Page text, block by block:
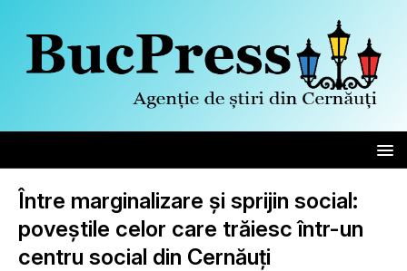
Între marginalizare și sprijin social:
poveștile celor care trăiesc într-un
centru social din Cernăuți